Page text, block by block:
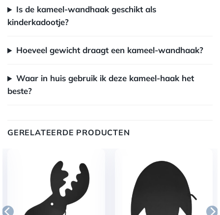
Is de kameel-wandhaak geschikt als
kinderkadootje?
Hoeveel gewicht draagt een kameel-wandhaak?
Waar in huis gebruik ik deze kameel-haak het
beste?
GERELATEERDE PRODUCTEN